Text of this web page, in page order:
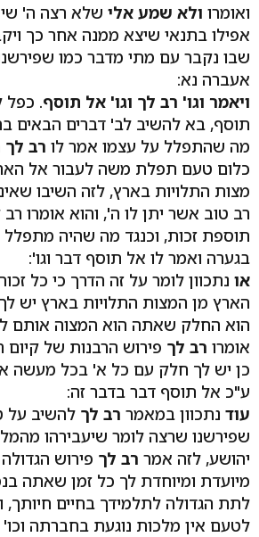
ואומרו ולא שמע אלי שלא רצה ה'
אפילו בתנאי שיצא ממנה אחר כך
שבו נקבר עם מתי מדבר כמו
אעברה נא:
ויאמר וגו' רב לך וגו' אל תוסף. כפל
תוסף, בא להשיב לב' דברים הבאים
מה שהתפלל על עצמו אמר לו רב לך
כלום טעם תפלת משה לעבור אל
מצות התלויות בארץ, לזה השיבו
רב טוב אשר יתן לו ה', והוא אומרו רב
תוספת זכות, וכנגד מה שהיה
בגערה ואמר לו אל תוסף דבר וגו':
או נתכוון לומר על זה הדרך כי כל
הארץ מן המצות התלויות בארץ יש
הוא החלק שאתה הוא המצוה אותם
אומרו רב לך פירוש הרבנות של
כן יש לך חלק עם כל א' בכל מעשה
ע"כ אל תוסף דבר בדבר זה:
עוד נתכוון במאמר רב לך להשיב על
שפירשנו שרצה לומר שיעבירהו
יהושע, לזה אמר רב לך פירוש
מיועדת ומיוחדת לך כל זמן שאתה
לתת הגדולה לתלמידך בחיים חיותך,
לטעם אין מלכות נוגעת בחברתה וכו'